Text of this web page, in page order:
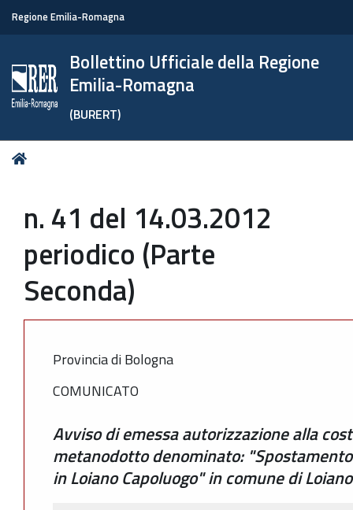
Regione Emilia-Romagna
Bollettino Ufficiale della Regione
Emilia-Romagna
(BURERT)
Tu
n. 41 del 14.03.2012
periodico (Parte
Seconda)
Provincia di Bologna
COMUNICATO
Avviso di emessa autorizzazione alla
metanodotto denominato:
in Loiano Capoluogo" in comune di Loiano